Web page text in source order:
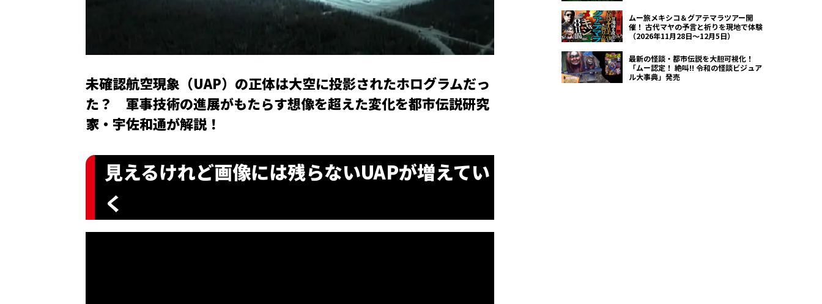
未確認航空現象（UAP）の正体は大空に投影されたホログラムだっ
た？ 軍事技術の進展がもたらす想像を超えた変化を都市伝説研究
家・宇佐和通が解説！
見えるけれど画像には残らないUAPが増えてい
く
ムー旅メキシコ＆グアテマラツアー開
催！ 古代マヤの予言と祈りを現地で体験
（2026年11月28日～12月5日）
最新の怪談・都市伝説を大胆可視化！
「ムー認定！ 絶叫!! 令和の怪談ビジュア
ル大事典」発売